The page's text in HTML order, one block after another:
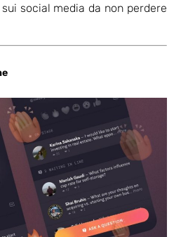
social media da non perdere